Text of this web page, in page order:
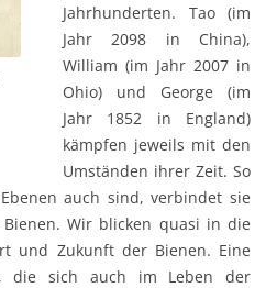
Jahrhunderten. Tao (im
Jahr 2098 in China),
William (im Jahr 2007 in
Ohio) und George (im
Jahr 1852 in England)
kämpfen jeweils mit den
Umständen ihrer Zeit. So
auch sind, verbindet sie
Wir blicken quasi in die
und Zukunft der Bienen. Eine
die sich auch im Leben der